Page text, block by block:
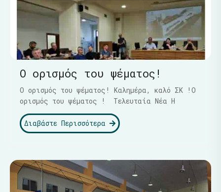
Ο ορισμός του ψέματος!
Ο ορισμός του ψέματος! Καλημέρα, καλό ΣΚ !Ο
ορισμός του ψέματος ! Τελευταία Νέα Η
Διαβάστε Περισσότερα